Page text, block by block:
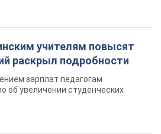
учителям повысят
раскрыл подробности
зарплат педагогам
об увеличении студенческих